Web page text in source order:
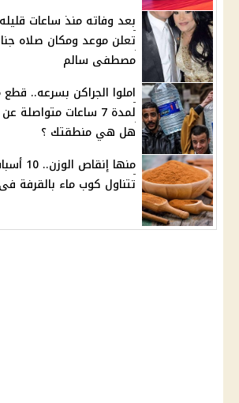
بعد وفاته منذ ساعات
تعلن موعد ومكان صلاه
مصطفى سالم
املوا الجراكن بسرعه..
لمدة 7 ساعات
هل هي منطقتك ؟
منها
تتناول كوب ماء بالقرفة